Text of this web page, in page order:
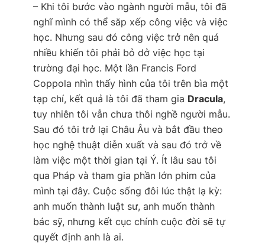
– Khi tôi bước vào ngành người mẫu, tôi đã
nghĩ mình có thể săp xếp công việc và việc
học. Nhưng sau đó công việc trở nên quá
nhiều khiến tôi phải bỏ dở việc học tại
trường đại học. Một lần Francis Ford
Coppola nhìn thấy hình của tôi trên bìa một
tạp chí, kết quả là tôi đã tham gia Dracula,
tuy nhiên tôi vẫn chưa thôi nghề người mẫu.
Sau đó tôi trở lại Châu Âu và bắt đầu theo
học nghệ thuật diễn xuất và sau đó trở về
làm việc một thời gian tại Ý. Ít lâu sau tôi
qua Pháp và tham gia phần lớn phim của
mình tại đây. Cuộc sống đôi lúc thật lạ kỳ:
anh muốn thành luật sư, anh muốn thành
bác sỹ, nhưng kết cục chính cuộc đời sẽ tự
quyết định anh là ai.